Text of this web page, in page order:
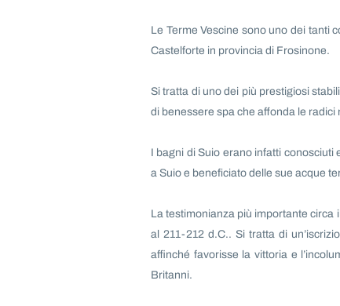
Le Terme Vescine sono uno dei tanti
Castelforte in provincia di Frosinone.
Si tratta di uno dei più prestigiosi
di benessere spa che affonda le
I bagni di Suio erano infatti conosciuti
a Suio e beneficiato delle sue acque
La testimonianza più importante circa
al 211-212 d.C.. Si tratta di
affinché favorisse la vittoria e
Britanni.